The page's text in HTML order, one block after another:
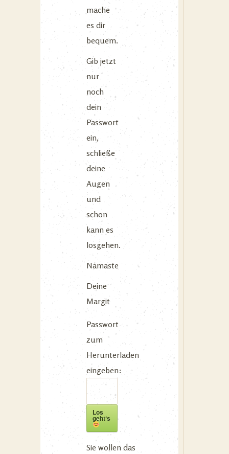
mache
es dir
bequem.
Gib jetzt
nur
noch
dein
Passwort
ein,
schließe
deine
Augen
und
schon
kann es
losgehen.
Namaste
Deine
Margit
Passwort
zum
Herunterladen
eingeben:
Los
geht‘s
Sie wollen das